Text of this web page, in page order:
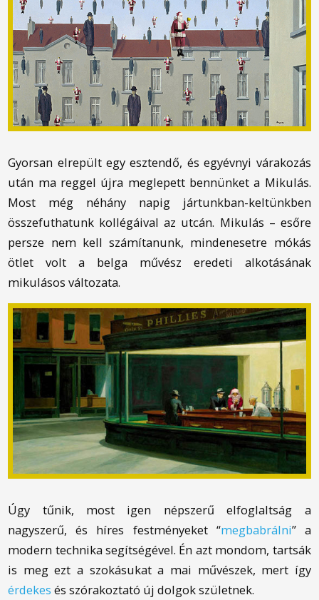
Gyorsan elrepült egy esztendő, és egyévnyi várakozás
után ma reggel újra meglepett bennünket a Mikulás.
Most még néhány napig jártunkban-keltünkben
összefuthatunk kollégáival az utcán. Mikulás – esőre
persze nem kell számítanunk, mindenesetre mókás
ötlet volt a belga művész eredeti alkotásának
mikulásos változata.
Úgy tűnik, most igen népszerű elfoglaltság a
nagyszerű, és híres festményeket “megbabrálni” a
modern technika segítségével. Én azt mondom, tartsák
is meg ezt a szokásukat a mai művészek, mert így
érdekes és szórakoztató új dolgok születnek.